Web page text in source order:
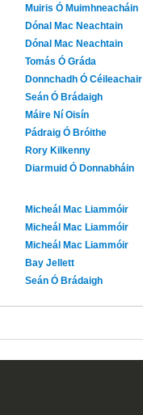
Muiris Ó Muimhneacháin
Dónal Mac Neachtain
Dónal Mac Neachtain
Tomás Ó Gráda
Donnchadh Ó Céileachair
Seán Ó Brádaigh
Máire Ní Oisín
Pádraig Ó Bróithe
Rory Kilkenny
Diarmuid Ó Donnabháin
Micheál Mac Liammóir
Micheál Mac Liammóir
Micheál Mac Liammóir
Bay Jellett
Seán Ó Brádaigh